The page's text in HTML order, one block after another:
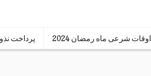
پرداخت اوقات شرعی ماه رمضان 2024